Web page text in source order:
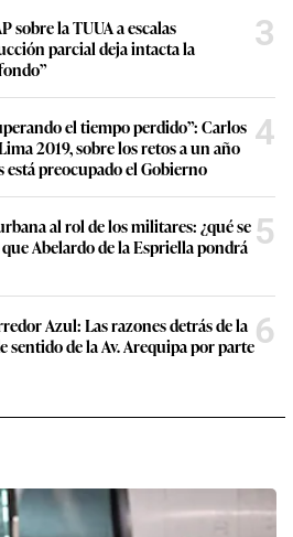
sobre la TUUA a escalas
parcial deja intacta la
3
el tiempo perdido”: Carlos
2019, sobre los retos a un año
está preocupado el Gobierno
4
al rol de los militares: ¿qué se
Abelardo de la Espriella pondrá 5
Azul: Las razones detrás de la
sentido de la Av. Arequipa por parte6